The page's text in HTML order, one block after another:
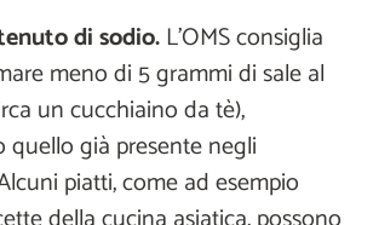
di sodio.L’OMS consiglia
meno di 5 grammi di sale al
un cucchiaino da tè),
quello già presente negli
piatti, come ad esempio